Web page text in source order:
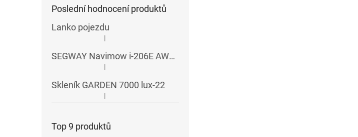
Poslední hodnocení produktů
Lanko pojezdu
Hodnocení produktu je 5 z 5 hvězdiček.
|
SEGWAY Navimow i-206E AWD RTK
Hodnocení produktu je 5 z 5 hvězdiček.
|
Skleník GARDEN 7000 lux-22
Hodnocení produktu je 5 z 5 hvězdiček.
|
Top 9 produktů